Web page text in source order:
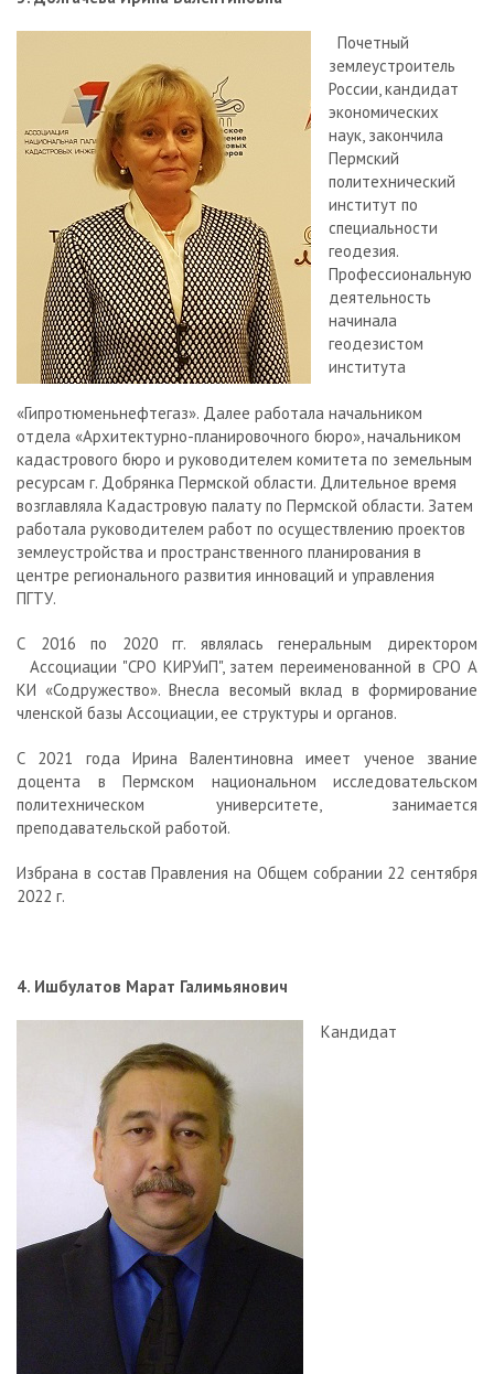
Почетный
землеустроитель
России, кандидат
экономических
наук, закончила
Пермский
политехнический
институт по
специальности
геодезия.
Профессиональную
деятельность
начинала
геодезистом
института
«Гипротюменьнефтегаз». Далее работала начальником
отдела «Архитектурно-планировочного бюро», начальником
кадастрового бюро и руководителем комитета по земельным
ресурсам г. Добрянка Пермской области. Длительное время
возглавляла Кадастровую палату по Пермской области. Затем
работала руководителем работ по осуществлению проектов
землеустройства и пространственного планирования в
центре регионального развития инноваций и управления
ПГТУ.
С 2016 по 2020 гг. являлась генеральным директором
Ассоциации "СРО КИРУиП", затем переименованной в СРО А
КИ «Содружество». Внесла весомый вклад в формирование
членской базы Ассоциации, ее структуры и органов.
С 2021 года Ирина Валентиновна имеет ученое звание
доцента в Пермском национальном исследовательском
политехническом университете, занимается
преподавательской работой.
Избрана в состав Правления на Общем собрании 22 сентября
2022 г.
4. Ишбулатов Марат Галимьянович
Кандидат